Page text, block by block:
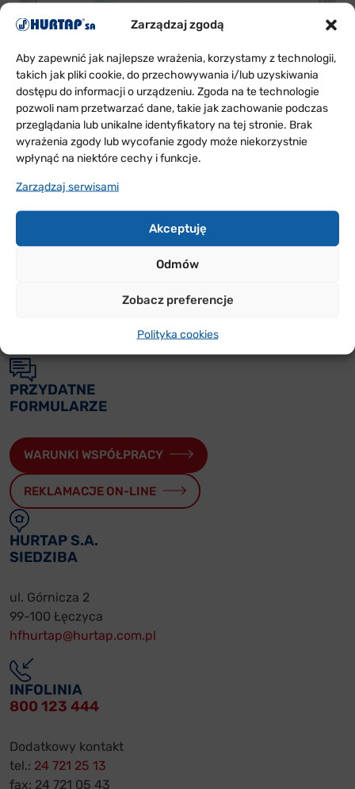
Zarządzaj zgodą
Aby zapewnić jak najlepsze wrażenia, korzystamy z technologii,
takich jak pliki cookie, do przechowywania i/lub uzyskiwania
dostępu do informacji o urządzeniu. Zgoda na te technologie
pozwoli nam przetwarzać dane, takie jak zachowanie podczas
przeglądania lub unikalne identyfikatory na tej stronie. Brak
wyrażenia zgody lub wycofanie zgody może niekorzystnie
wpłynąć na niektóre cechy i funkcje.
Zarządzaj serwisami
Akceptuję
Odmów
Zobacz preferencje
Polityka cookies
PRZYDATNE
FORMULARZE
WARUNKI WSPÓŁPRACY
REKLAMACJE ON-LINE
HURTAP S.A.
SIEDZIBA
ul. Górnicza 2
99-100 Łęczyca
hfhurtap@hurtap.com.pl
INFOLINIA
800 123 444
Dodatkowy kontakt
tel.: 24 721 25 13
fax: 24 721 05 43